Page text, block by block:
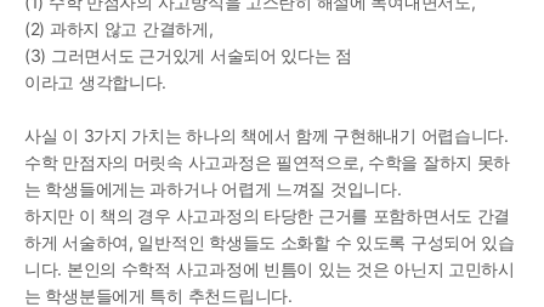
(2) 과하지 않고 간결하게,
(3) 그러면서도 근거있게 서술되어 있다는 점
이라고 생각합니다.
사실 이 3가지 가치는 하나의 책에서 함께 구현해내기 어렵습니다.
수학 만점자의 머릿속 사고과정은 필연적으로, 수학을 잘하지 못하
는 학생들에게는 과하거나 어렵게 느껴질 것입니다.
하지만 이 책의 경우 사고과정의 타당한 근거를 포함하면서도 간결
하게 서술하여, 일반적인 학생들도 소화할 수 있도록 구성되어 있습
니다. 본인의 수학적 사고과정에 빈틈이 있는 것은 아닌지 고민하시
는 학생분들에게 특히 추천드립니다.